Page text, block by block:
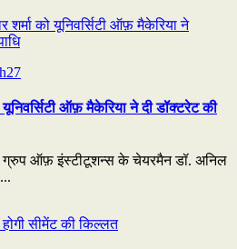
ऑफ़ मैकेरिया ने दी डॉक्टरेट की
ग्रुप ऑफ़ इंस्टीटूशन्स के चेयरमैन डॉ. अनिल